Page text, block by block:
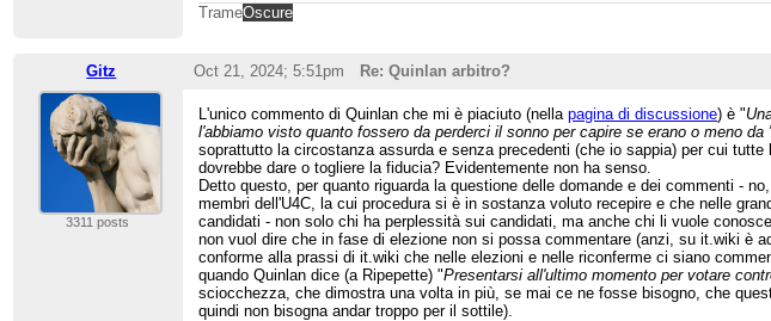
TrameOscure
Gitz Oct 21, 2024; 5:51pm Re: Quinlan arbitro?
3311 posts
L'unico commento di Quinlan che mi è piaciuto (nellapagina di discussione) è "
l'abbiamo visto quanto fossero da perderci il sonno per capire se erano o meno da
soprattutto la circostanza assurda e senza precedenti (che io sappia) per cui
dovrebbe dare o togliere la fiducia? Evidentemente non ha senso.
Detto questo, per quanto riguarda la questione delle domande e dei commenti -
membri dell'U4C, la cui procedura si è in sostanza voluto recepire e che nelle
candidati - non solo chi ha perplessità sui candidati, ma anche chi li vuole
non vuol dire che in fase di elezione non si possa commentare (anzi, su it.wiki è
conforme alla prassi di it.wiki che nelle elezioni e nelle riconferme ci siano
quando Quinlan dice (a Ripepette) "Presentarsi all'ultimo momento per votare
sciocchezza, che dimostra una volta in più, se mai ce ne fosse bisogno, che
quindi non bisogna andar troppo per il sottile).